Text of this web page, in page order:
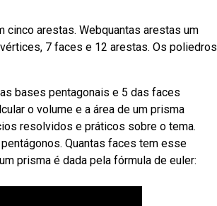
arestas. Webquantas arestas um
7 faces e 12 arestas. Os poliedros
bases pentagonais e 5 das faces
o volume e a área de um prisma
resolvidos e práticos sobre o tema.
Quantas faces tem esse
prisma é dada pela fórmula de euler: